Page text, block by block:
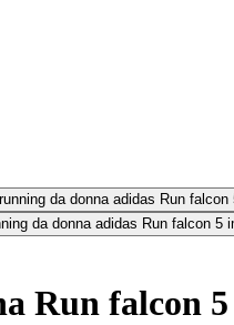
Run falcon 5